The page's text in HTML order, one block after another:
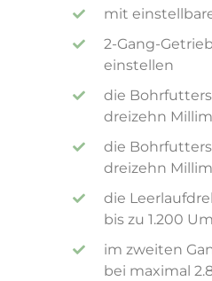
mit
2-Gang-
einstellen
die
dreizehn
die
dreizehn
die
bis zu 1.200
im zweiten
bei maximal